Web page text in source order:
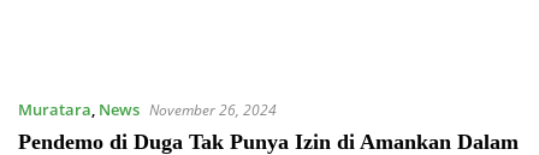
Muratara, News November 26, 2024
Pendemo di Duga Tak Punya Izin di Amankan Dalam